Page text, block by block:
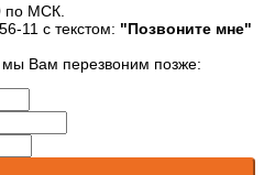
по МСК.
11 с текстом: "Позвоните мне"
мы Вам перезвоним позже: